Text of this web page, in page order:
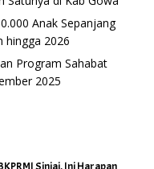
Anak Sepanjang
hingga 2026
Program Sahabat
2025
Sinjai, Ini Harapan